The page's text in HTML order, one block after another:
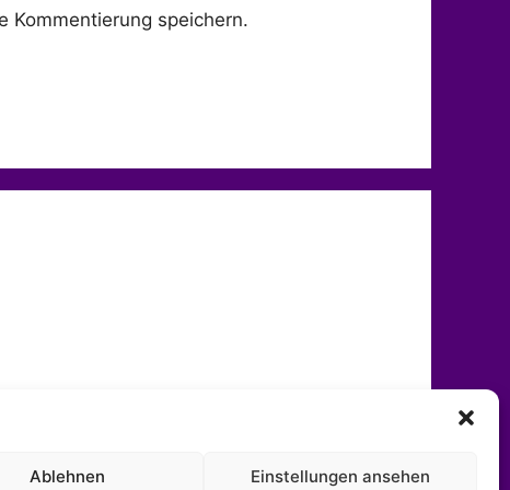
Ablehnen Einstellungen ansehen
Kommentierung speichern.